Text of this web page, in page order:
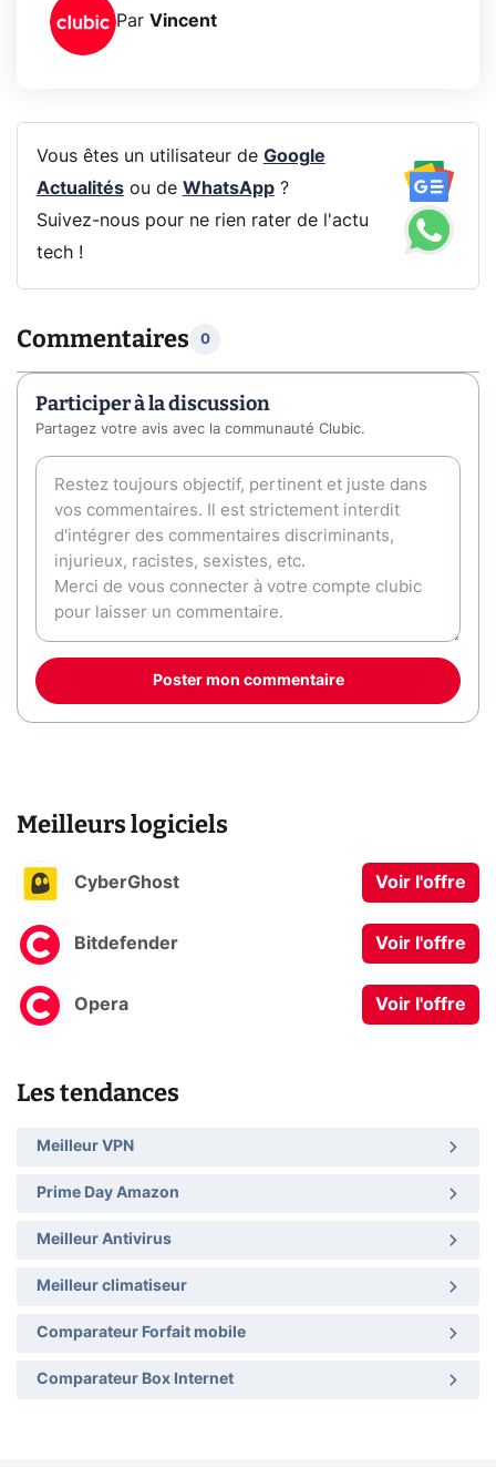
Par Vincent
Vous êtes un utilisateur de Google
Actualitésou de WhatsApp?
Suivez-nous pour ne rien rater de l'actu
tech !
Commentaires 0
Participer à la discussion
Partagez votre avis avec la communauté Clubic.
Poster mon commentaire
Meilleurs logiciels
CyberGhost Voir l'offre
Bitdefender Voir l'offre
Opera Voir l'offre
Les tendances
Meilleur VPN
Prime Day Amazon
Meilleur Antivirus
Meilleur climatiseur
Comparateur Forfait mobile
Comparateur Box Internet